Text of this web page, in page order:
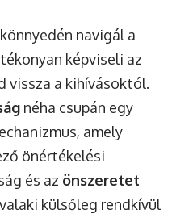
navigál a
képviseli az
vissza a kihívásoktól.
néha csupán egy
amely
önértékelési
és az önszeretet
külsőleg rendkívül